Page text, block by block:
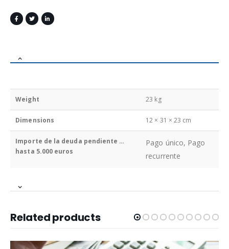
Weight 23 kg
Dimensions 12 × 31 × 23 cm
Importe de la deuda pendiente …
hasta 5.000 euros
Pago único, Pago
recurrente
Related products